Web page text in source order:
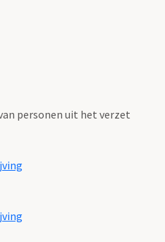
personen uit het verzet